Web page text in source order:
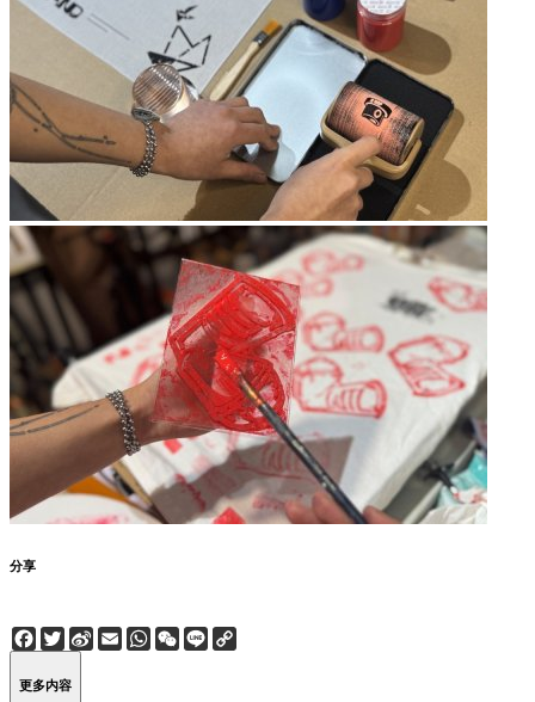
分享
Facebook
Twitter
Sina
Weibo
EmailWhatsApp
WeChat
Line
更多内容